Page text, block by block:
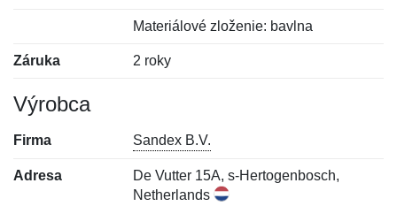
Materiálové zloženie: bavlna
Záruka 2 roky
Výrobca
Firma Sandex B.V.
Adresa
De Vutter 15A, s-Hertogenbosch,
Netherlands